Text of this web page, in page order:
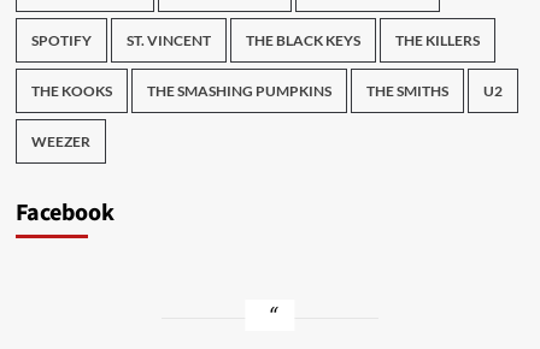
SPOTIFY ST. VINCENT THE BLACK KEYS THE KILLERS
THE KOOKS THE SMASHING PUMPKINS THE SMITHS U2
WEEZER
Facebook